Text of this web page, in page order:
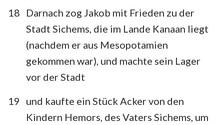
18
Darnach zog Jakob mit Frieden zu der
Stadt Sichems, die im Lande Kanaan liegt
(nachdem er aus Mesopotamien
gekommen war), und machte sein Lager
vor der Stadt
19
und kaufte ein Stück Acker von den
Kindern Hemors, des Vaters Sichems, um